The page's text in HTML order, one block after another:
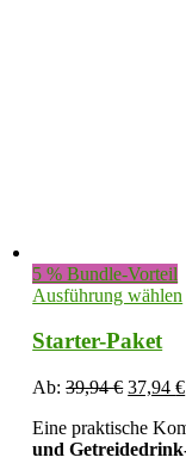
5 % Bundle-Vorteil
Ausführung wählen
Starter-Paket
Ab:39,94€
war:
39,94 €
37,94€
Eine praktische
und